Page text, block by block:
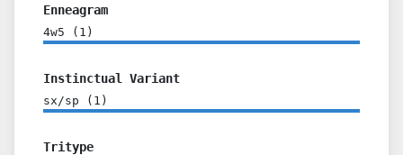
Enneagram
4w5 ( 1 )
Instinctual Variant
sx/sp ( 1 )
Tritype